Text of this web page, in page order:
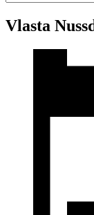
Vlasta